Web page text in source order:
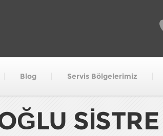
Blog Servis Bölgelerimiz